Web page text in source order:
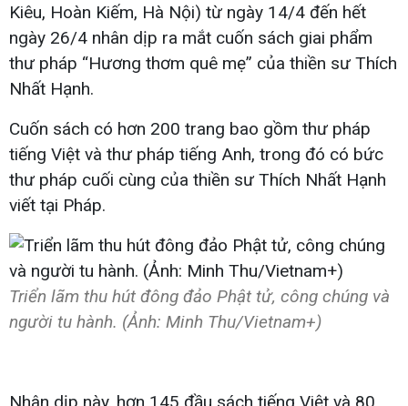
Kiêu, Hoàn Kiếm, Hà Nội) từ ngày 14/4 đến hết
ngày 26/4 nhân dịp ra mắt cuốn sách giai phẩm
thư pháp “Hương thơm quê mẹ” của thiền sư Thích
Nhất Hạnh.
Cuốn sách có hơn 200 trang bao gồm thư pháp
tiếng Việt và thư pháp tiếng Anh, trong đó có bức
thư pháp cuối cùng của thiền sư Thích Nhất Hạnh
viết tại Pháp.
Triển lãm thu hút đông đảo Phật tử, công chúng và
người tu hành. (Ảnh: Minh Thu/Vietnam+)
Nhân dịp này, hơn 145 đầu sách tiếng Việt và 80